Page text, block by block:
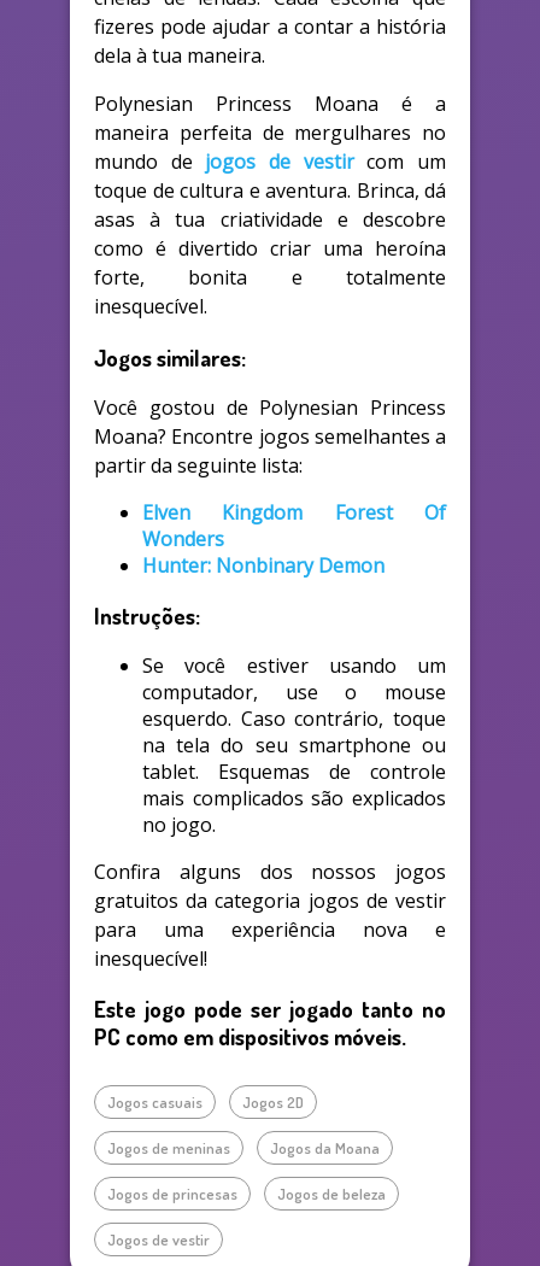
fizeres pode ajudar a contar a história
dela à tua maneira.
Polynesian Princess Moana é a
maneira perfeita de mergulhares no
mundo de jogos de vestircom um
toque de cultura e aventura. Brinca, dá
asas à tua criatividade e descobre
como é divertido criar uma heroína
forte, bonita e totalmente
inesquecível.
Jogos similares:
Você gostou de Polynesian Princess
Moana? Encontre jogos semelhantes a
partir da seguinte lista:
Elven Kingdom Forest Of
Wonders
Hunter: Nonbinary Demon
Instruções:
Se você estiver usando um
computador, use o mouse
esquerdo. Caso contrário, toque
na tela do seu smartphone ou
tablet. Esquemas de controle
mais complicados são explicados
no jogo.
Confira alguns dos nossos jogos
gratuitos da categoria jogos de vestir
para uma experiência nova e
inesquecível!
Este jogo pode ser jogado tanto no
PC como em dispositivos móveis.
Jogos casuais Jogos 2D
Jogos de meninas Jogos da Moana
Jogos de princesas Jogos de beleza
Jogos de vestir